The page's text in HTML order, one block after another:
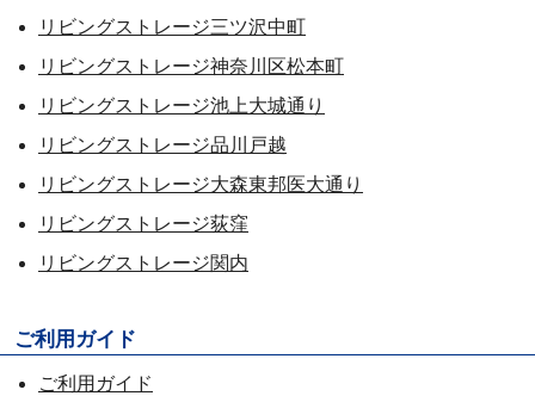
リビングストレージ三ツ沢中町
リビングストレージ神奈川区松本町
リビングストレージ池上大城通り
リビングストレージ品川戸越
リビングストレージ大森東邦医大通り
リビングストレージ荻窪
リビングストレージ関内
ご利用ガイド
ご利用ガイド